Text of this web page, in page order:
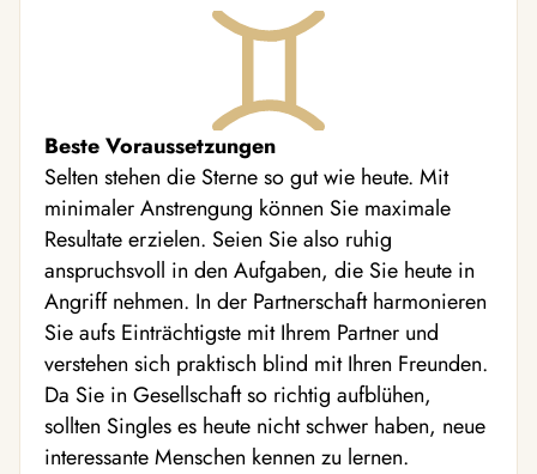
Beste Voraussetzungen
Selten stehen die Sterne so gut wie heute. Mit
minimaler Anstrengung können Sie maximale
Resultate erzielen. Seien Sie also ruhig
anspruchsvoll in den Aufgaben, die Sie heute in
Angriff nehmen. In der Partnerschaft harmonieren
Sie aufs Einträchtigste mit Ihrem Partner und
verstehen sich praktisch blind mit Ihren Freunden.
Da Sie in Gesellschaft so richtig aufblühen,
sollten Singles es heute nicht schwer haben, neue
interessante Menschen kennen zu lernen.